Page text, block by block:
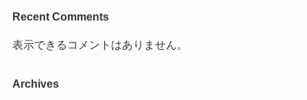
Recent Comments
表示できるコメントはありません。
Archives